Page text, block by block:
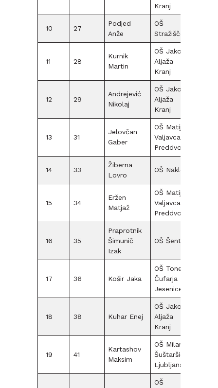
Kranj
10 27
Podjed
Anže
OŠ
Stražišče
11 28
Kurnik
Martin
OŠ Jakoba
Aljaža
Kranj
12 29
Andrejević
Nikolaj
OŠ Jakoba
Aljaža
Kranj
13 31
Jelovčan
Gaber
OŠ Matije
Valjavca
Preddvor
14 33
Žiberna
Lovro
OŠ Naklo
15 34
Eržen
Matjaž
OŠ Matije
Valjavca
Preddvor
16 35
Praprotnik
Šimunič
Izak
OŠ Šentvid
17 36 Košir Jaka
OŠ Toneta
Čufarja
Jesenice
18 38 Kuhar Enej
OŠ Jakoba
Aljaža
Kranj
19 41
Kartashov
Maksim
OŠ Milana
Šuštaršiča
Ljubljana
OŠ